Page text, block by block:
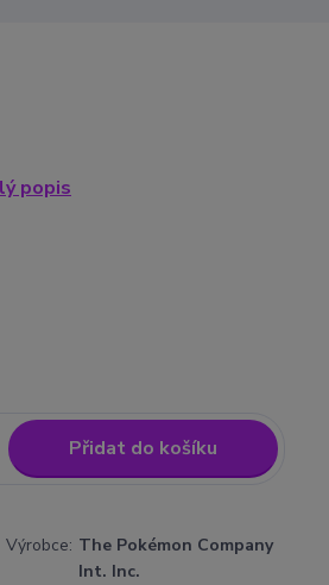
popis
Přidat do košíku
Výrobce: The Pokémon Company
Int. Inc.